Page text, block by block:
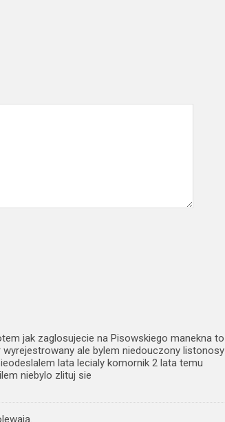
jak zaglosujecie na Pisowskiego manekna to
ale bylem niedouczony listonosy
lata lecialy komornik 2 lata temu
niebylo zlituj sie